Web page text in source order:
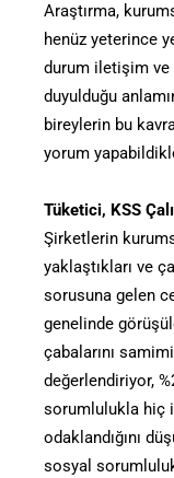
Araştırma,
henüz yeterince
durum iletişim ve
duyulduğu
bireylerin bu
yorum
Tüketici, KSS
Şirketlerin
yaklaştıkları ve
sorusuna gelen
genelinde
çabalarını
değerlendiriyor,
sorumlulukla hiç
odaklandığını
sosyal